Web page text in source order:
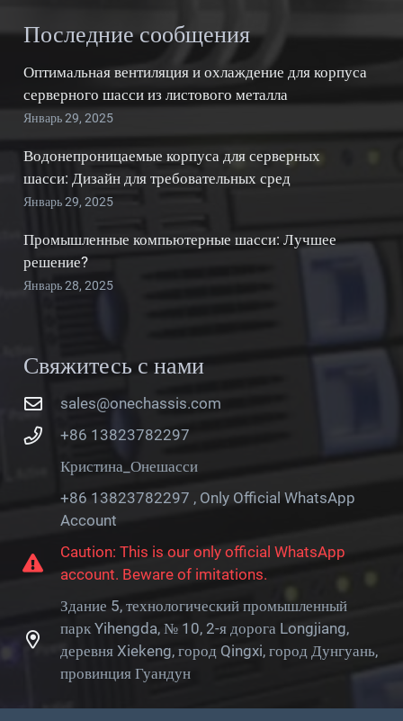
Последние сообщения
Оптимальная вентиляция и охлаждение для корпуса
серверного шасси из листового металла
Январь 29, 2025
Водонепроницаемые корпуса для серверных
шасси: Дизайн для требовательных сред
Январь 29, 2025
Промышленные компьютерные шасси: Лучшее
решение?
Январь 28, 2025
Свяжитесь с нами
sales@onechassis.com
+86 13823782297
Кристина_Онешасси
+86 13823782297 , Only Official WhatsApp
Account
Caution: This is our only official WhatsApp
account. Beware of imitations.
Здание 5, технологический промышленный
парк Yihengda, № 10, 2-я дорога Longjiang,
деревня Xiekeng, город Qingxi, город Дунгуань,
провинция Гуандун